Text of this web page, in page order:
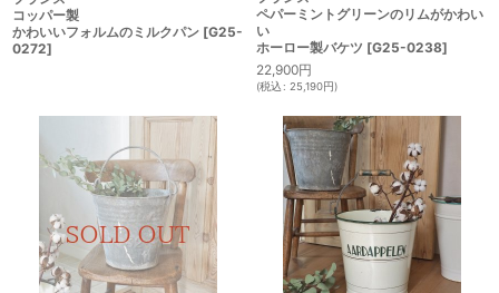
コッパー製
かわいいフォルムのミルクパン [G25-
0272]
ペパーミントグリーンのリムがかわい
い
ホーロー製バケツ [G25-0238]
22,900円
(税込: 25,190円)